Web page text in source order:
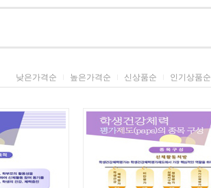
낮은가격순 높은가격순 신상품순 인기상품순